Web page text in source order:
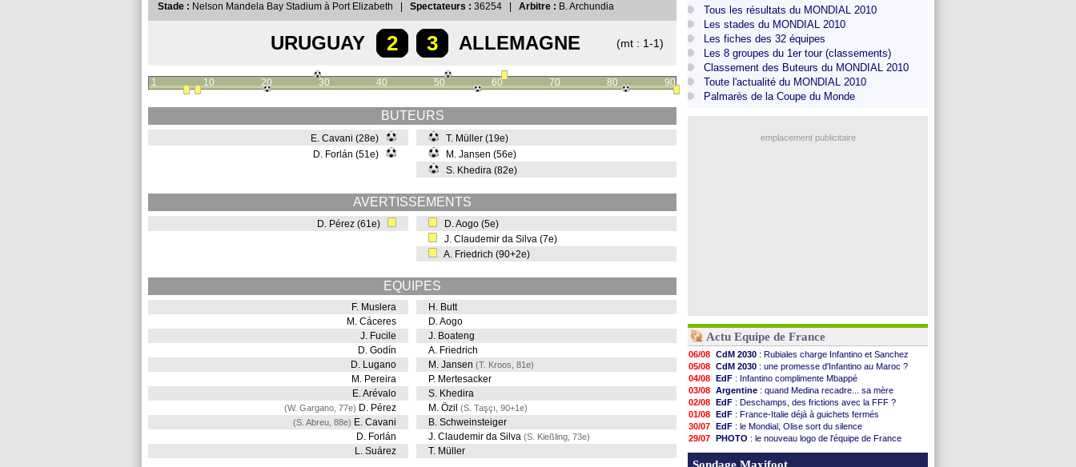
Stade : Nelson Mandela Bay Stadium à Port Elizabeth | Spectateurs : 36254 | Arbitre : B. Archundia
URUGUAY 2 3 ALLEMAGNE (mt : 1-1)
1 10 20 30 40 50 60 70 80 90
BUTEURS
E. Cavani (28e)
D. Forlán (51e)
T. Müller (19e)
M. Jansen (56e)
S. Khedira (82e)
AVERTISSEMENTS
D. Pérez (61e)
D. Aogo (5e)
J. Claudemir da Silva (7e)
A. Friedrich (90+2e)
EQUIPES
F. Muslera
M. Cáceres
J. Fucile
D. Godín
D. Lugano
M. Pereira
E. Arévalo
(W. Gargano, 77e) D. Pérez
(S. Abreu, 88e) E. Cavani
D. Forlán
L. Suárez
H. Butt
D. Aogo
J. Boateng
A. Friedrich
M. Jansen (T. Kroos, 81e)
P. Mertesacker
S. Khedira
M. Özil (S. Taşçı, 90+1e)
B. Schweinsteiger
J. Claudemir da Silva (S. Kießling, 73e)
T. Müller
Tous les résultats du MONDIAL 2010
Les stades du MONDIAL 2010
Les fiches des 32 équipes
Les 8 groupes du 1er tour (classements)
Classement des Buteurs du MONDIAL 2010
Toute l'actualité du MONDIAL 2010
Palmarès de la Coupe du Monde
emplacement publicitaire
Actu Equipe de France
06/08 CdM 2030 : Rubiales charge Infantino et Sanchez
05/08 CdM 2030 : une promesse d'Infantino au Maroc ?
04/08 EdF : Infantino complimente Mbappé
03/08 Argentine : quand Medina recadre... sa mère
02/08 EdF : Deschamps, des frictions avec la FFF ?
01/08 EdF : France-Italie déjà à guichets fermés
30/07 EdF : le Mondial, Olise sort du silence
29/07 PHOTO : le nouveau logo de l'équipe de France
29/07 EdF: Zidane et l'argent, les mots de Diallo